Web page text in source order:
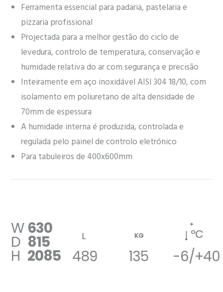
Ferramenta essencial para padaria, pastelaria e
pizzaria profissional
Projectada para a melhor gestão do ciclo de
levedura, controlo de temperatura, conservação e
humidade relativa do ar com segurança e precisão
Inteiramente em aço inoxidável AISI 304 18/10, com
isolamento em poliuretano de alta densidade de
70mm de espessura
A humidade interna é produzida, controlada e
regulada pelo painel de controlo eletrónico
Para tabuleiros de 400x600mm
W 630
D 815
H 2085 489
KG
135
ºC
+
-6/+40